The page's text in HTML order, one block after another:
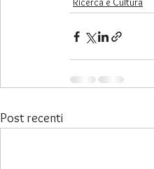
Post recenti